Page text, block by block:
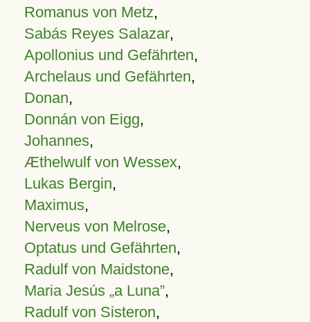
Romanus von Metz,
Sabás Reyes Salazar,
Apollonius und Gefährten,
Archelaus und Gefährten,
Donan,
Donnán von Eigg,
Johannes,
Æthelwulf von Wessex,
Lukas Bergin,
Maximus,
Nerveus von Melrose,
Optatus und Gefährten,
Radulf von Maidstone,
Maria Jesús „a Luna”,
Radulf von Sisteron,